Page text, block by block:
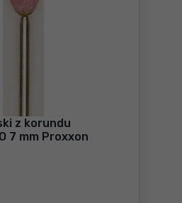
z korundu
7 mm Proxxon